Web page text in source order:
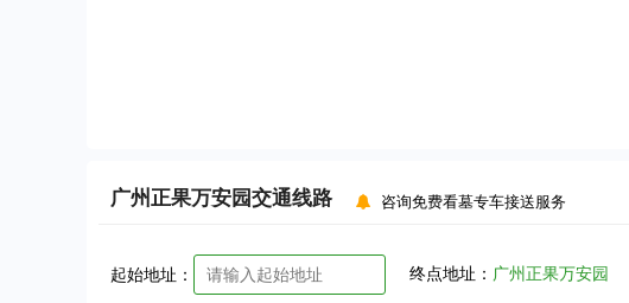
广州正果万安园交通线路 咨询免费看墓专车接送服务
起始地址： 终点地址： 广州正果万安园